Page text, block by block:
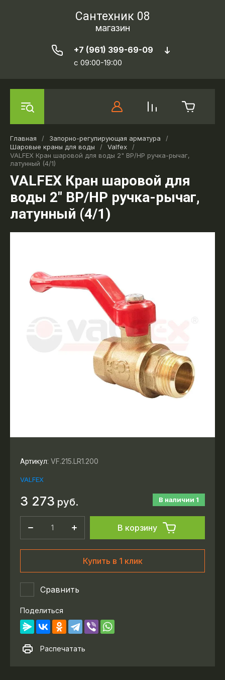
Сантехник 08
магазин
+7 (961) 399-69-09
c 09:00-19:00
Главная / Запорно-регулирующая арматура
/
Шаровые краны для воды
/ Valfex
/
VALFEX Кран шаровой для воды 2" ВР/НР ручка-рычаг,
латунный (4/1)
VALFEX Кран шаровой для
воды 2" ВР/НР ручка-рычаг,
латунный (4/1)
Артикул: VF.215.LR1.200
VALFEX
В наличии 1
3 273 руб.
В корзину
Купить в 1 клик
Сравнить
Поделиться
Распечатать